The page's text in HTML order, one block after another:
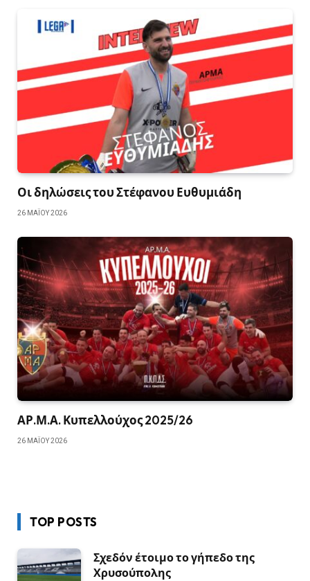
Οι δηλώσεις του Στέφανου Ευθυμιάδη
26 ΜΑΪ́ΟΥ 2026
ΑΡ.Μ.Α. Κυπελλούχος 2025/26
26 ΜΑΪ́ΟΥ 2026
TOP POSTS
Σχεδόν έτοιμο το γήπεδο της
Χρυσούπολης